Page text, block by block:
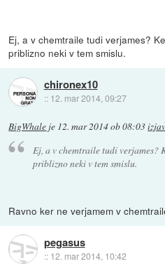
Ej, a v chemtraile tudi verjames?
priblizno neki v tem smislu.
chironex10
:: 12. mar 2014, 09:27
BigWhale je 12. mar 2014 ob 08:03
Ej, a v chemtraile tudi verjames?
priblizno neki v tem smislu.
Ravno ker ne verjamem v
pegasus
:: 12. mar 2014, 10:42